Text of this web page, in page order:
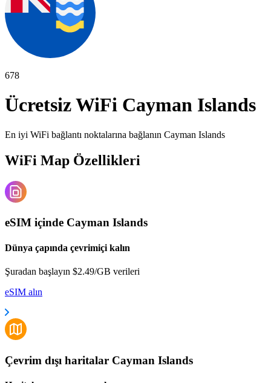
678
Ücretsiz WiFi Cayman Islands
En iyi WiFi bağlantı noktalarına bağlanın Cayman Islands
WiFi Map Özellikleri
eSIM içinde Cayman Islands
Dünya çapında çevrimiçi kalın
Şuradan başlayın $2.49/GB verileri
eSIM alın
Çevrim dışı haritalar Cayman Islands